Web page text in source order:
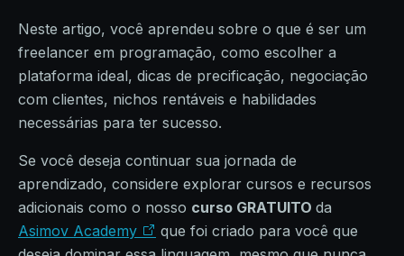
Neste artigo, você aprendeu sobre o que é ser um
freelancer em programação, como escolher a
plataforma ideal, dicas de precificação, negociação
com clientes, nichos rentáveis e habilidades
necessárias para ter sucesso.
Se você deseja continuar sua jornada de
aprendizado, considere explorar cursos e recursos
adicionais como o nosso curso GRATUITO da
Asimov Academy
que foi criado para você que